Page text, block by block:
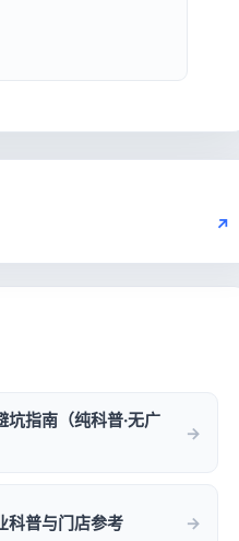
↗
指南（纯科普·无广
科普与门店参考